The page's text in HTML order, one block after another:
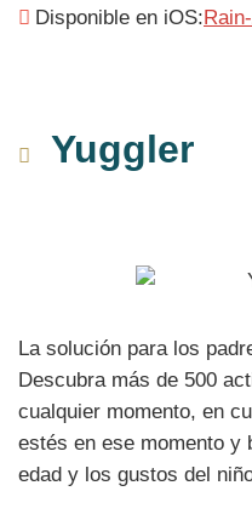
Disponible en iOS:
Yuggler
La solución para los
Descubra más de 500
cualquier momento, en
estés en ese momento y
edad y los gustos del